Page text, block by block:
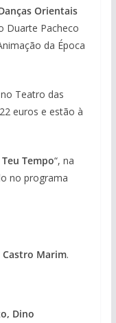
Orientais
Duarte Pacheco
da Época
Teatro das
euros e estão à
Tempo“, na
no programa
Castro Marim.
Dino